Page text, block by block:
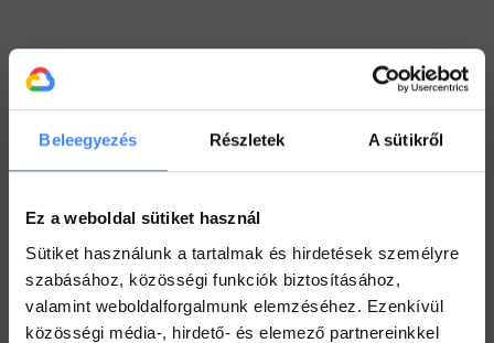
Beleegyezés Részletek A sütikről
Ez a weboldal sütiket használ
Sütiket használunk a tartalmak és hirdetések személyre
szabásához, közösségi funkciók biztosításához,
valamint weboldalforgalmunk elemzéséhez. Ezenkívül
közösségi média-, hirdető- és elemező partnereinkkel
Workspace praktikák
Használj megosztott Drive-ot a csapatoddal
Értekezlet szervezése emailen keresztül
2022. július 25.
Hogyan ellenőrizd a kijelölt feladataid a Drive-ban
2022. július 19.